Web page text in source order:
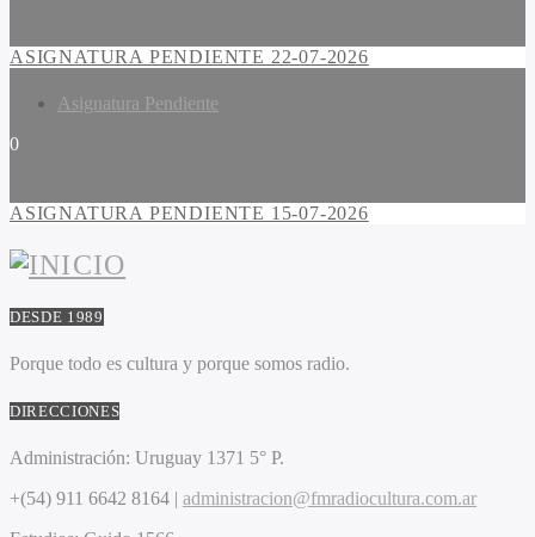
ASIGNATURA PENDIENTE 22-07-2026
Asignatura Pendiente
0
ASIGNATURA PENDIENTE 15-07-2026
DESDE 1989
Porque todo es cultura y porque somos radio.
DIRECCIONES
Administración: Uruguay 1371 5° P.
+(54) 911 6642 8164 | administracion@fmradiocultura.com.ar